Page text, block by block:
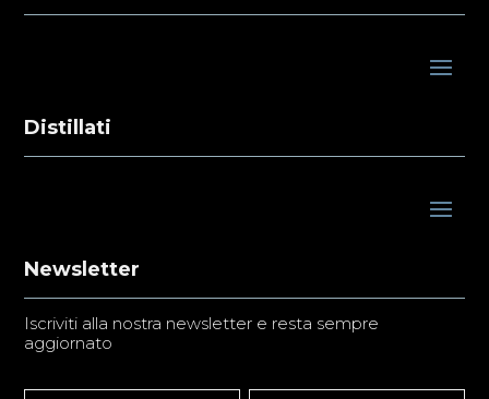
Distillati
Newsletter
Iscriviti alla nostra newsletter e resta sempre
aggiornato